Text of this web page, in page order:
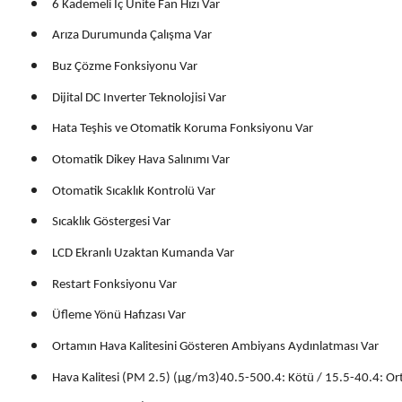
6 Kademeli İç Ünite Fan Hızı Var
Arıza Durumunda Çalışma Var
Buz Çözme Fonksiyonu Var
Dijital DC Inverter Teknolojisi Var
Hata Teşhis ve Otomatik Koruma Fonksiyonu Var
Otomatik Dikey Hava Salınımı Var
Otomatik Sıcaklık Kontrolü Var
Sıcaklık Göstergesi Var
LCD Ekranlı Uzaktan Kumanda Var
Restart Fonksiyonu Var
Üfleme Yönü Hafızası Var
Ortamın Hava Kalitesini Gösteren Ambiyans Aydınlatması Var
Hava Kalitesi (PM 2.5) (µg/m3)40.5-500.4: Kötü / 15.5-40.4: